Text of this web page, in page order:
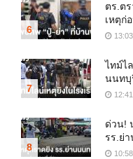
6
ตร.ต
เหตุก่
13:03
7
ไทม์ไ
นนทบุ
12:41
8
ด่วน!
รร.ย่
10:58